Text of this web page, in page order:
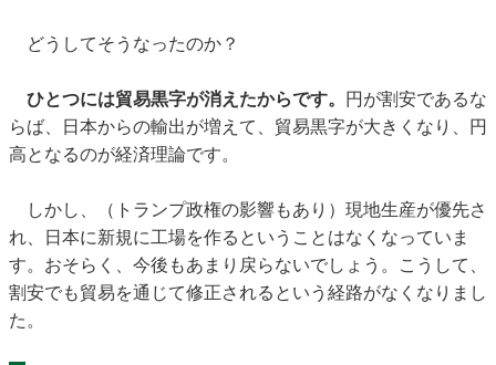
どうしてそうなったのか？
ひとつには貿易黒字が消えたからです。
円が割安であるな
らば、日本からの輸出が増えて、貿易黒字が大きくなり、円
高となるのが経済理論です。
しかし、（トランプ政権の影響もあり）現地生産が優先さ
れ、日本に新規に工場を作るということはなくなっていま
す。おそらく、今後もあまり戻らないでしょう。こうして、
割安でも貿易を通じて修正されるという経路がなくなりまし
た。